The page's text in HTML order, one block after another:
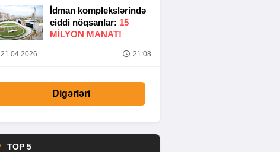
İdman komplekslərində
ciddi nöqsanlar: 15
MILYON MANAT!
21.04.2026 21:08
Digərləri
TOP 5